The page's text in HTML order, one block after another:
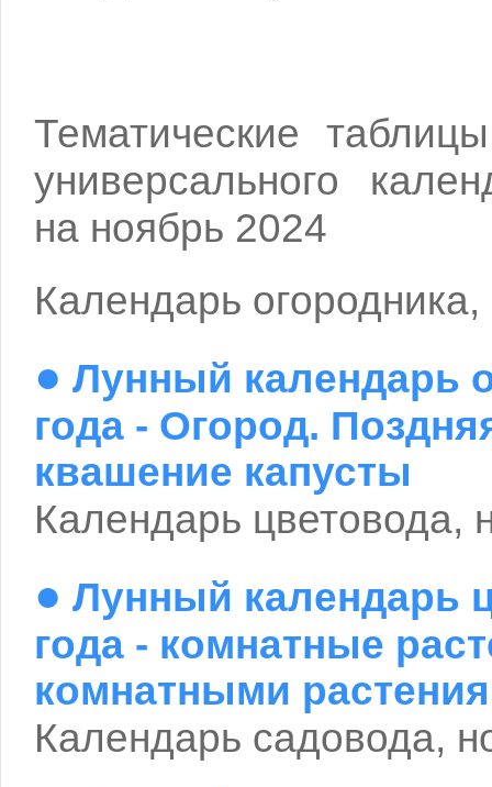
Тематические
универсального
на ноябрь 2024
Календарь
● Лунный календарь
года - Огород.
квашение капусты
Календарь цветовода,
● Лунный календарь
года - комнатные
комнатными
Календарь садовода,